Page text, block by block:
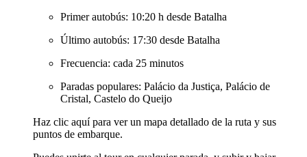
Primer autobús: 10:20 h desde Batalha
Último autobús: 17:30 desde Batalha
Frecuencia: cada 25 minutos
Paradas populares: Palácio da Justiça, Palácio de
Cristal, Castelo do Queijo
Haz clic aquípara ver un mapa detallado de la ruta y sus
puntos de embarque.